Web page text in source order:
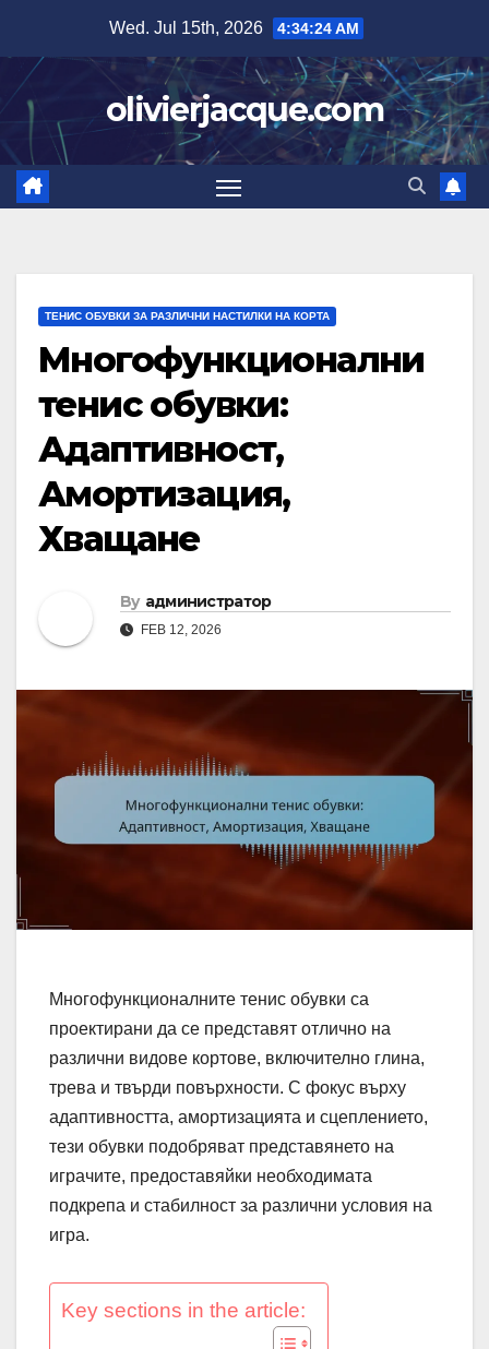
content
Wed. Jul 15th, 2026 4:34:25 AM
olivierjacque.com
ТЕНИС ОБУВКИ ЗА РАЗЛИЧНИ НАСТИЛКИ НА КОРТА
Многофункционални
тенис обувки:
Адаптивност,
Амортизация,
Хващане
By администратор
FEB 12, 2026
Многофункционалните тенис обувки са
проектирани да се представят отлично на
различни видове кортове, включително глина,
трева и твърди повърхности. С фокус върху
адаптивността, амортизацията и сцеплението,
тези обувки подобряват представянето на
играчите, предоставяйки необходимата
подкрепа и стабилност за различни условия на
игра.
Key sections in the article: